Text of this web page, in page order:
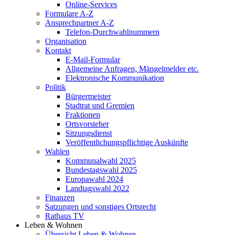
Online-Services
Formulare A-Z
Ansprechpartner A-Z
Telefon-Durchwahlnummern
Organisation
Kontakt
E-Mail-Formular
Allgemeine Anfragen, Mängelmelder etc.
Elektronische Kommunikation
Politik
Bürgermeister
Stadtrat und Gremien
Fraktionen
Ortsvorsteher
Sitzungsdienst
Veröffentlichungspflichtige Auskünfte
Wahlen
Kommunalwahl 2025
Bundestagswahl 2025
Europawahl 2024
Landtagswahl 2022
Finanzen
Satzungen und sonstiges Ortsrecht
Rathaus TV
Leben & Wohnen